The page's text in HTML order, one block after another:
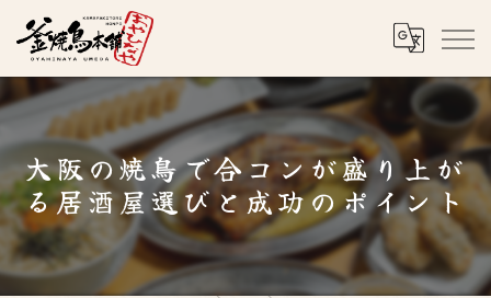
大阪の焼鳥で合コンが盛り上が
る居酒屋選びと成功のポイント